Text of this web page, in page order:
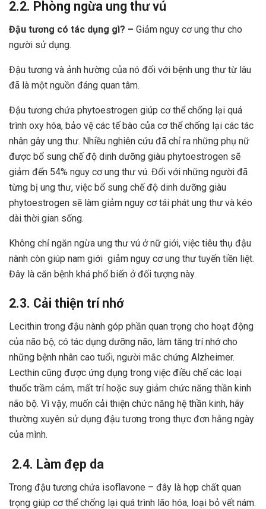
2.2. Phòng ngừa ung thư vú
Đậu tương có tác dụng gì? – Giảm nguy cơ ung thư cho
người sử dụng.
Đậu tương và ảnh hường của nó đối với bệnh ung thư từ lâu
đã là một nguồn đáng quan tâm.
Đậu tương chứa phytoestrogen giúp cơ thể chống lại quá
trình oxy hóa, bảo vệ các tế bào của cơ thể chống lại các tác
nhân gây ung thư. Nhiều nghiên cứu đã chỉ ra những phụ nữ
được bổ sung chế độ dinh dưỡng giàu phytoestrogen sẽ
giảm đến 54% nguy cơ ung thư vú. Đối với những người đã
từng bị ung thư, việc bổ sung chế độ dinh dưỡng giàu
phytoestrogen sẽ làm giảm nguy cơ tái phát ung thư và kéo
dài thời gian sống.
Không chỉ ngăn ngừa ung thư vú ở nữ giới, việc tiêu thụ đậu
nành còn giúp nam giới giảm nguy cơ ung thư tuyến tiền liệt.
Đây là căn bệnh khá phổ biến ở đối tượng này.
2.3. Cải thiện trí nhớ
Lecithin trong đậu nành góp phần quan trọng cho hoạt động
của não bộ, có tác dụng dưỡng não, làm tăng trí nhớ cho
những bệnh nhân cao tuổi, người mắc chứng Alzheimer.
Lecthin cũng được ứng dụng trong việc điều chế các loại
thuốc trầm cảm, mất trí hoặc suy giảm chức năng thần kinh
não bộ. Vì vậy, muốn cải thiện chức năng hệ thần kinh, hãy
thường xuyên sử dụng đậu tương trong thực đơn hằng ngày
của mình.
2.4. Làm đẹp da
Trong đậu tương chứa isoflavone – đây là hợp chất quan
trọng giúp cơ thể chống lại quá trình lão hóa, loại bỏ vết nám.